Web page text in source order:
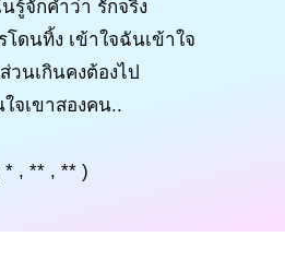
รู้จักคำว่า รักจริง
ดนทิ้ง เข้าใจฉันเข้าใจ
วนเกินคงต้องไป
จเขาสองคน..
* , ** , ** )